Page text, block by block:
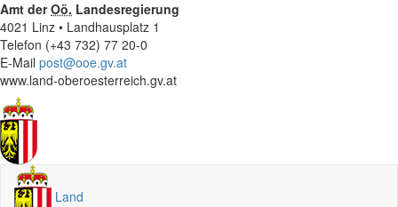
Amt derOö. Landesregierung
4021 Linz • Landhausplatz 1
Telefon (+43 732) 77 20-0
E-Mail post@ooe.gv.at
www.land-oberoesterreich.gv.at
Land